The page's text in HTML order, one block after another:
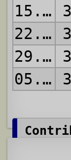
15.05.1994
22.05.1994
29.05.1994
05.06.1994